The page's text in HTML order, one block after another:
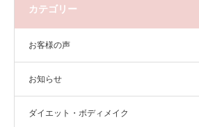
カテゴリー
お客様の声
お知らせ
ダイエット・ボディメイク